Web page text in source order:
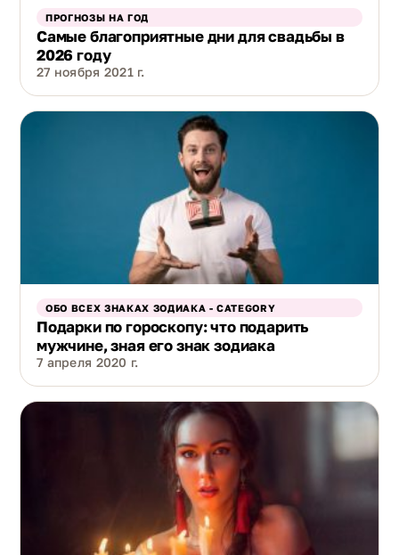
ПРОГНОЗЫ НА ГОД
Самые благоприятные дни для свадьбы в
2026 году
27 ноября 2021 г.
ОБО ВСЕХ ЗНАКАХ ЗОДИАКА - CATEGORY
Подарки по гороскопу: что подарить
мужчине, зная его знак зодиака
7 апреля 2020 г.